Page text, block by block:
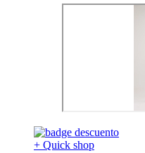
+ Quick shop